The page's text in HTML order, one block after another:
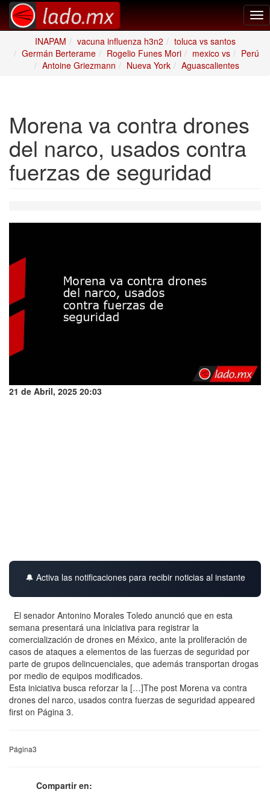
INAPAM
vacuna influenza h3n2
toluca vs santos
Germán Berterame
Rogelio Funes Mori mexico vs
Perú
Antoine Griezmann
Nueva York Aguascalientes
Morena va contra drones
del narco, usados contra
fuerzas de seguridad
21 de Abril, 2025 20:03
🔔 Activa las notificaciones para recibir noticias al instante
El senador Antonino Morales Toledo anunció que en esta
semana presentará una iniciativa para registrar la
comercialización de drones en México, ante la proliferación de
casos de ataques a elementos de las fuerzas de seguridad por
parte de grupos delincuenciales, que además transportan drogas
por medio de equipos modificados.
Esta iniciativa busca reforzar la […]The post Morena va contra
drones del narco, usados contra fuerzas de seguridad appeared
first on Página 3.
Página3
Compartir en: